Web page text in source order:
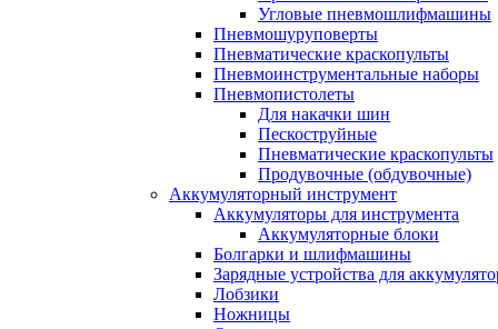
Угловые пневмошлифмашины
Пневмошуруповерты
Пневматические краскопульты
Пневмоинструментальные наборы
Пневмопистолеты
Для накачки шин
Пескоструйные
Пневматические краскопульты
Продувочные (обдувочные)
Аккумуляторный инструмент
Аккумуляторы для инструмента
Аккумуляторные блоки
Болгарки и шлифмашины
Зарядные устройства для
Лобзики
Ножницы